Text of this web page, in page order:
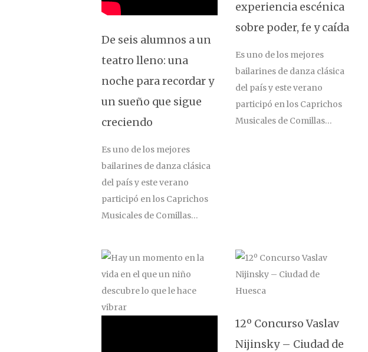
De seis alumnos a un
teatro lleno: una
noche para recordar y
un sueño que sigue
creciendo
Es uno de los mejores
bailarines de danza clásica
del país y este verano
participó en los Caprichos
Musicales de Comillas…
experiencia escénica
sobre poder, fe y caída
Es uno de los mejores
bailarines de danza clásica
del país y este verano
participó en los Caprichos
Musicales de Comillas…
12º Concurso Vaslav
Nijinsky – Ciudad de